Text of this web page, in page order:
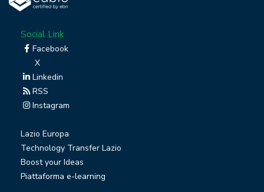
Social Link
Facebook
X
Linkedin
RSS
Instagram
Lazio Europa
Technology Transfer Lazio
Boost your Ideas
Piattaforma e-learning